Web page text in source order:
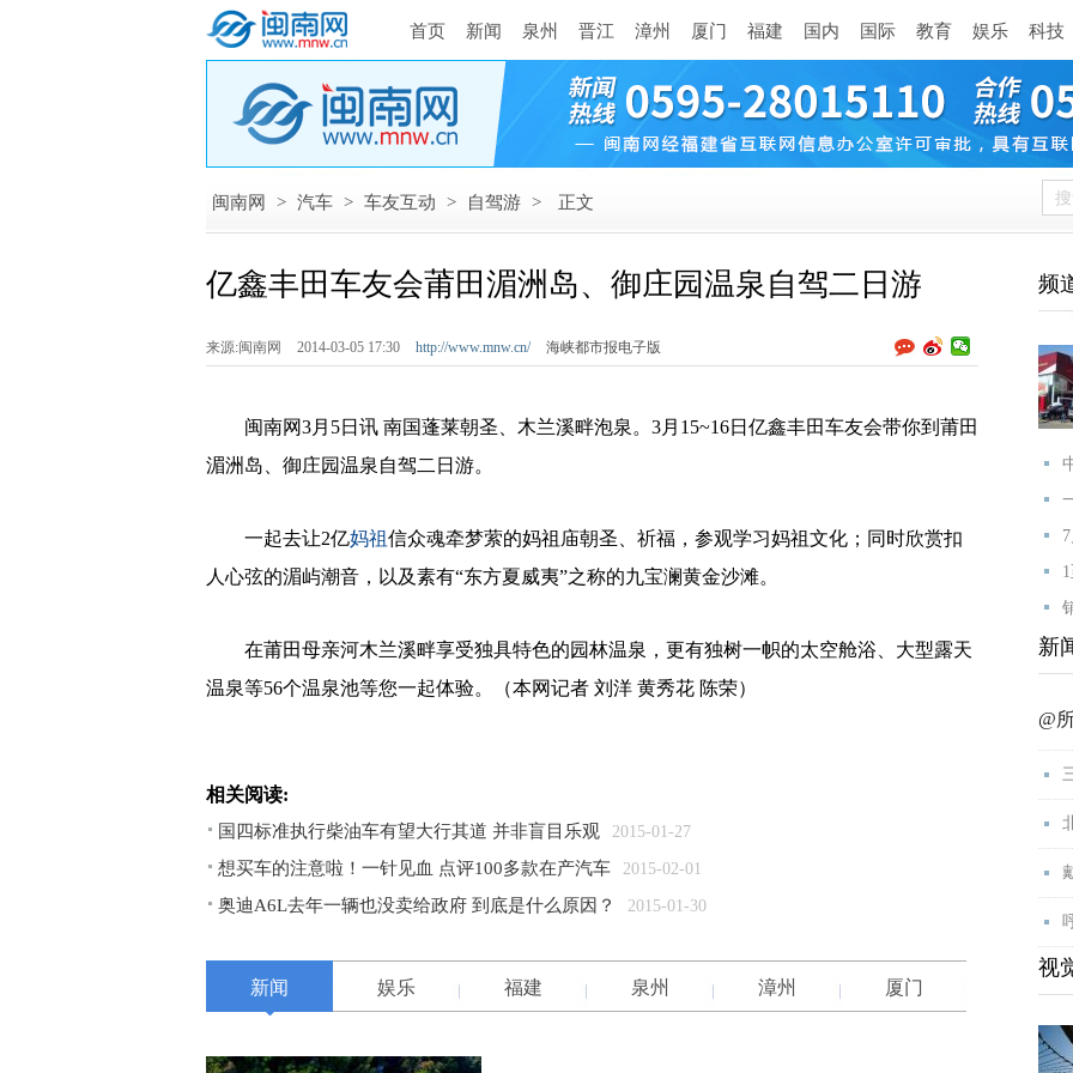
首页 新闻 泉州 晋江 漳州 厦门 福建 国内 国际 教育 娱乐 科技
闽南网 > 汽车 > 车友互动 > 自驾游 > 正文
亿鑫丰田车友会莆田湄洲岛、御庄园温泉自驾二日游
来源:闽南网 2014-03-05 17:30 http://www.mnw.cn/ 海峡都市报电子版
闽南网3月5日讯 南国蓬莱朝圣、木兰溪畔泡泉。3月15~16日亿鑫丰田车友会带你到莆田
湄洲岛、御庄园温泉自驾二日游。
一起去让2亿妈祖信众魂牵梦萦的妈祖庙朝圣、祈福，参观学习妈祖文化；同时欣赏扣
人心弦的湄屿潮音，以及素有“东方夏威夷”之称的九宝澜黄金沙滩。
在莆田母亲河木兰溪畔享受独具特色的园林温泉，更有独树一帜的太空舱浴、大型露天
温泉等56个温泉池等您一起体验。（本网记者 刘洋 黄秀花 陈荣）
相关阅读:
国四标准执行柴油车有望大行其道 并非盲目乐观 2015-01-27
想买车的注意啦！一针见血 点评100多款在产汽车 2015-02-01
奥迪A6L去年一辆也没卖给政府 到底是什么原因？ 2015-01-30
新闻 娱乐 福建 泉州 漳州 厦门
频
新
@
视